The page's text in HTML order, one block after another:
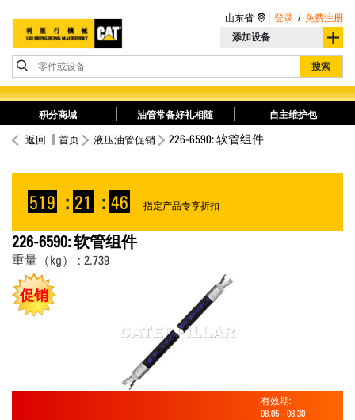
添加设备
零件或设备 搜索
山东省 登录 / 免费注册
积分商城 油管常备好礼相随 自主维护包
返回 首页 液压油管促销 226-6590: 软管组件
519 : 21 : 46 指定产品专享折扣
226-6590: 软管组件
重量（kg） : 2.739
促销
有效期:
08.05 - 08.30